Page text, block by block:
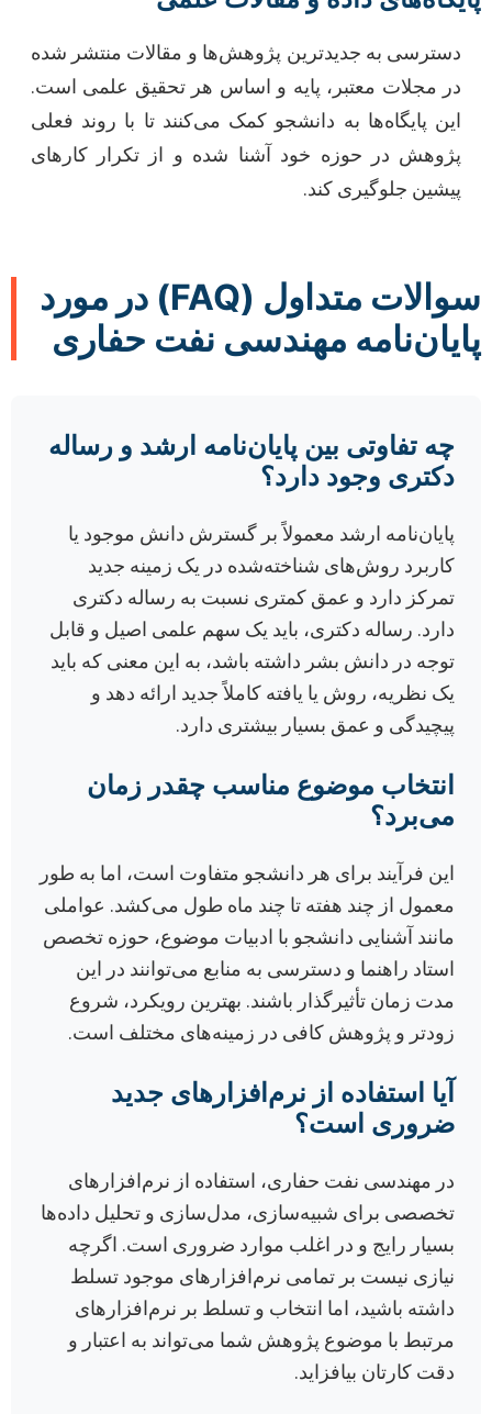
دسترسی به جدیدترین پژوهش‌ها و مقالات منتشر شده
در مجلات معتبر، پایه و اساس هر تحقیق علمی است.
این پایگاه‌ها به دانشجو کمک می‌کنند تا با روند فعلی
پژوهش در حوزه خود آشنا شده و از تکرار کارهای
پیشین جلوگیری کند.
سوالات متداول (FAQ) در مورد
پایان‌نامه مهندسی نفت حفاری
چه تفاوتی بین پایان‌نامه ارشد و رساله
دکتری وجود دارد؟
پایان‌نامه ارشد معمولاً بر گسترش دانش موجود یا
کاربرد روش‌های شناخته‌شده در یک زمینه جدید
تمرکز دارد و عمق کمتری نسبت به رساله دکتری
دارد. رساله دکتری، باید یک سهم علمی اصیل و قابل
توجه در دانش بشر داشته باشد، به این معنی که باید
یک نظریه، روش یا یافته کاملاً جدید ارائه دهد و
پیچیدگی و عمق بسیار بیشتری دارد.
انتخاب موضوع مناسب چقدر زمان
می‌برد؟
این فرآیند برای هر دانشجو متفاوت است، اما به طور
معمول از چند هفته تا چند ماه طول می‌کشد. عواملی
مانند آشنایی دانشجو با ادبیات موضوع، حوزه تخصص
استاد راهنما و دسترسی به منابع می‌توانند در این
مدت زمان تأثیرگذار باشند. بهترین رویکرد، شروع
زودتر و پژوهش کافی در زمینه‌های مختلف است.
آیا استفاده از نرم‌افزارهای جدید
ضروری است؟
در مهندسی نفت حفاری، استفاده از نرم‌افزارهای
تخصصی برای شبیه‌سازی، مدل‌سازی و تحلیل داده‌ها
بسیار رایج و در اغلب موارد ضروری است. اگرچه
نیازی نیست بر تمامی نرم‌افزارهای موجود تسلط
داشته باشید، اما انتخاب و تسلط بر نرم‌افزارهای
مرتبط با موضوع پژوهش شما می‌تواند به اعتبار و
دقت کارتان بیافزاید.